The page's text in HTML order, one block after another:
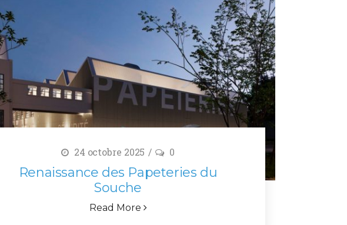
24 octobre 2025 0
Renaissance des Papeteries du
Souche
Read More